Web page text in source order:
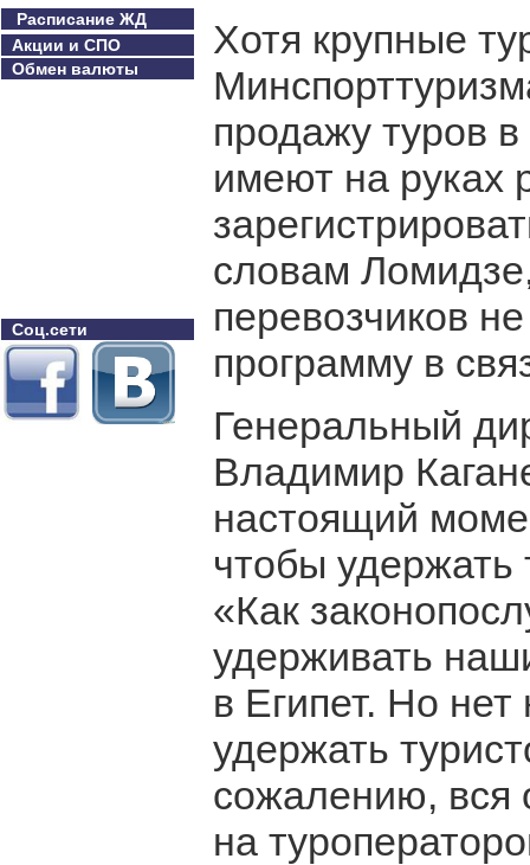
Расписание ЖД
Акции и СПО
Обмен валюты
Соц.сети
Хотя крупные
продажу туров
имеют на руках
словам
перевозчиков
программу в
Генеральный
Владимир
настоящий
чтобы удержать
«Как
удерживать
в Египет. Но
удержать
сожалению, вся
на